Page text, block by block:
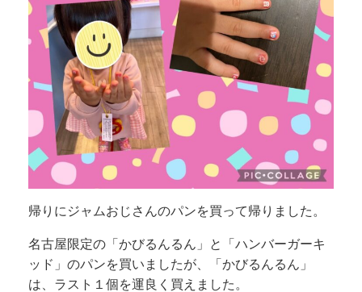
帰りにジャムおじさんのパンを買って帰りました。
名古屋限定の「かびるんるん」と「ハンバーガーキ
ッド」のパンを買いましたが、「かびるんるん」
は、ラスト１個を運良く買えました。